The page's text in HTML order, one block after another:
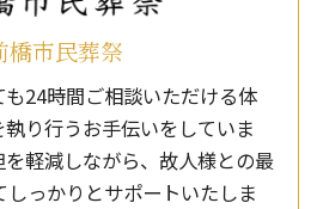
橋市民葬祭
24時間ご相談いただける体
り行うお手伝いをしていま
軽減しながら、故人様との最
っかりとサポートいたしま